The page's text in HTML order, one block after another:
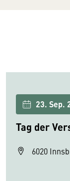
23. Sep.
Tag der
6020